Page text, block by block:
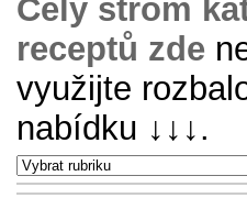
Celý strom
receptů zde
využijte
nabídku ↓↓↓.